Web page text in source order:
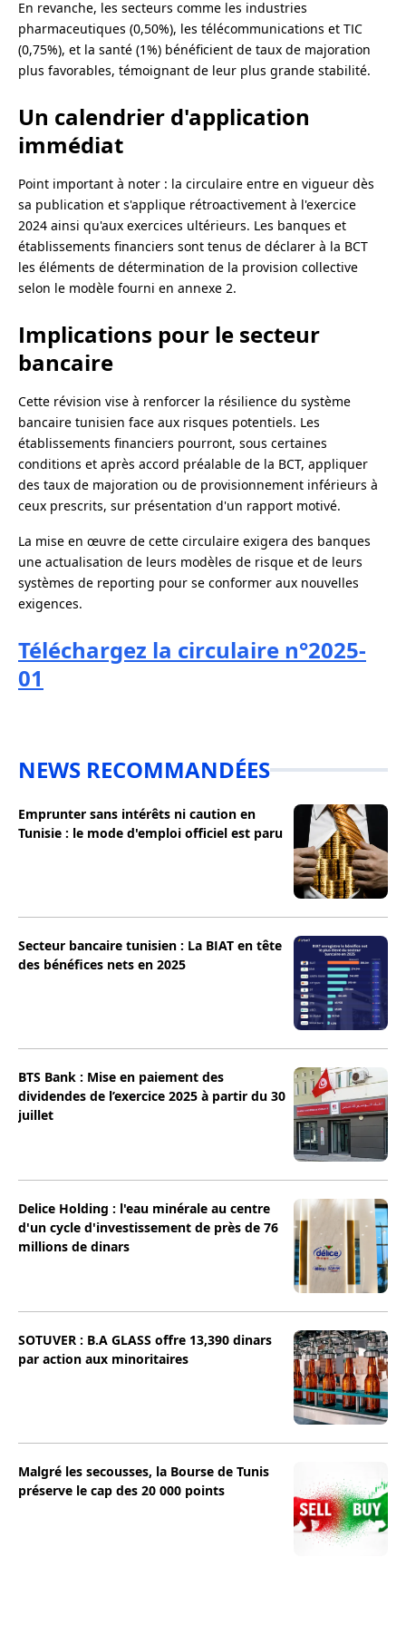
En revanche, les secteurs comme les industries
pharmaceutiques (0,50%), les télécommunications et TIC
(0,75%), et la santé (1%) bénéficient de taux de majoration
plus favorables, témoignant de leur plus grande stabilité.
Un calendrier d'application
immédiat
Point important à noter : la circulaire entre en vigueur dès
sa publication et s'applique rétroactivement à l'exercice
2024 ainsi qu'aux exercices ultérieurs. Les banques et
établissements financiers sont tenus de déclarer à la BCT
les éléments de détermination de la provision collective
selon le modèle fourni en annexe 2.
Implications pour le secteur
bancaire
Cette révision vise à renforcer la résilience du système
bancaire tunisien face aux risques potentiels. Les
établissements financiers pourront, sous certaines
conditions et après accord préalable de la BCT, appliquer
des taux de majoration ou de provisionnement inférieurs à
ceux prescrits, sur présentation d'un rapport motivé.
La mise en œuvre de cette circulaire exigera des banques
une actualisation de leurs modèles de risque et de leurs
systèmes de reporting pour se conformer aux nouvelles
exigences.
Téléchargez la circulaire n°2025-
01
NEWS RECOMMANDÉES
Emprunter sans intérêts ni caution en
Tunisie : le mode d'emploi officiel est paru
Secteur bancaire tunisien : La BIAT en tête
des bénéfices nets en 2025
BTS Bank : Mise en paiement des
dividendes de l’exercice 2025 à partir du 30
juillet
Delice Holding : l'eau minérale au centre
d'un cycle d'investissement de près de 76
millions de dinars
SOTUVER : B.A GLASS offre 13,390 dinars
par action aux minoritaires
Malgré les secousses, la Bourse de Tunis
préserve le cap des 20 000 points